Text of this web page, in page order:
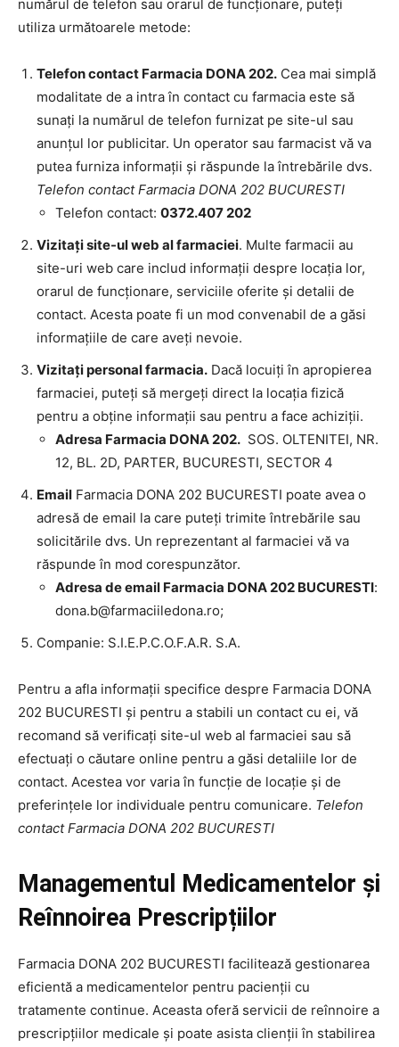
numărul de telefon sau orarul de funcționare, puteți
utiliza următoarele metode:
Telefon contact Farmacia DONA 202. Cea mai simplă
modalitate de a intra în contact cu farmacia este să
sunați la numărul de telefon furnizat pe site-ul sau
anunțul lor publicitar. Un operator sau farmacist vă va
putea furniza informații și răspunde la întrebările dvs.
Telefon contact Farmacia DONA 202 BUCURESTI
Telefon contact: 0372.407 202
Vizitați site-ul web al farmaciei. Multe farmacii au
site-uri web care includ informații despre locația lor,
orarul de funcționare, serviciile oferite și detalii de
contact. Acesta poate fi un mod convenabil de a găsi
informațiile de care aveți nevoie.
Vizitați personal farmacia. Dacă locuiți în apropierea
farmaciei, puteți să mergeți direct la locația fizică
pentru a obține informații sau pentru a face achiziții.
Adresa Farmacia DONA 202. SOS. OLTENITEI, NR.
12, BL. 2D, PARTER, BUCURESTI, SECTOR 4
Email Farmacia DONA 202 BUCURESTI poate avea o
adresă de email la care puteți trimite întrebările sau
solicitările dvs. Un reprezentant al farmaciei vă va
răspunde în mod corespunzător.
Adresa de email Farmacia DONA 202 BUCURESTI:
dona.b@farmaciiledona.ro;
Companie: S.I.E.P.C.O.F.A.R. S.A.
Pentru a afla informații specifice despre Farmacia DONA
202 BUCURESTI și pentru a stabili un contact cu ei, vă
recomand să verificați site-ul web al farmaciei sau să
efectuați o căutare online pentru a găsi detaliile lor de
contact. Acestea vor varia în funcție de locație și de
preferințele lor individuale pentru comunicare. Telefon
contact Farmacia DONA 202 BUCURESTI
Managementul Medicamentelor și
Reînnoirea Prescripțiilor
Farmacia DONA 202 BUCURESTI facilitează gestionarea
eficientă a medicamentelor pentru pacienții cu
tratamente continue. Aceasta oferă servicii de reînnoire a
prescripțiilor medicale și poate asista clienții în stabilirea